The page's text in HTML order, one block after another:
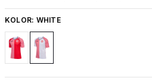
KOLOR: WHITE